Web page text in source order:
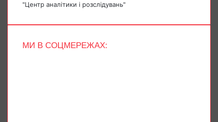
"Центр аналітики і розслідувань"
МИ В СОЦМЕРЕЖАХ: